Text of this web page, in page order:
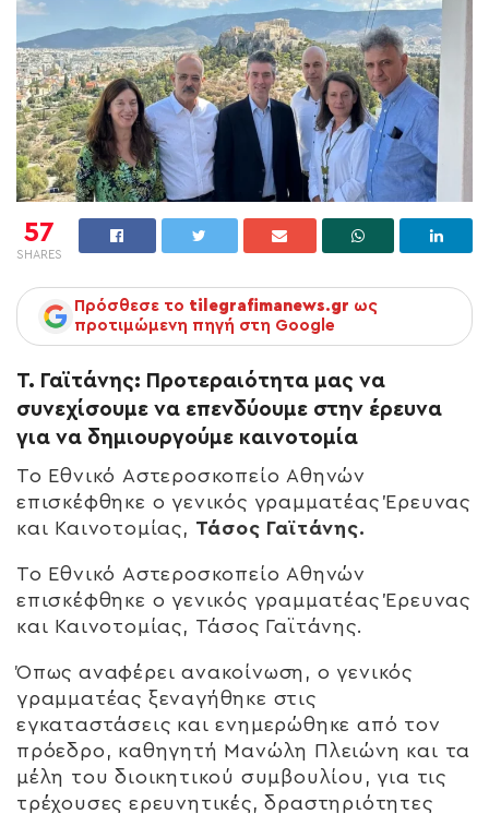
57
SHARES
Πρόσθεσε το tilegrafimanews.gr ως
προτιμώμενη πηγή στη Google
Τ. Γαϊτάνης: Προτεραιότητα μας να
συνεχίσουμε να επενδύουμε στην έρευνα
για να δημιουργούμε καινοτομία
Το Εθνικό Αστεροσκοπείο Αθηνών
επισκέφθηκε ο γενικός γραμματέας Έρευνας
και Καινοτομίας, Τάσος Γαϊτάνης.
Το Εθνικό Αστεροσκοπείο Αθηνών
επισκέφθηκε ο γενικός γραμματέας Έρευνας
και Καινοτομίας, Τάσος Γαϊτάνης.
Όπως αναφέρει ανακοίνωση, ο γενικός
γραμματέας ξεναγήθηκε στις
εγκαταστάσεις και ενημερώθηκε από τον
πρόεδρο, καθηγητή Μανώλη Πλειώνη και τα
μέλη του διοικητικού συμβουλίου, για τις
τρέχουσες ερευνητικές, δραστηριότητες